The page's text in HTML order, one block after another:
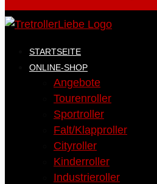
STARTSEITE
ONLINE-SHOP
Angebote
Tourenroller
Sportroller
Falt/Klapproller
Cityroller
Kinderroller
Industrieroller